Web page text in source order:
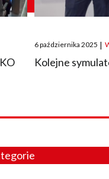
Posted
on
6 października 2025 |
Kolejne